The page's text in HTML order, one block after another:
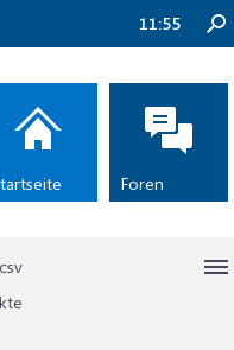
11:55
Foren